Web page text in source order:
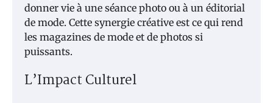
donner vie à une séance photo ou à un éditorial
de mode. Cette synergie créative est ce qui rend
les magazines de mode et de photos si
puissants.
L’Impact Culturel